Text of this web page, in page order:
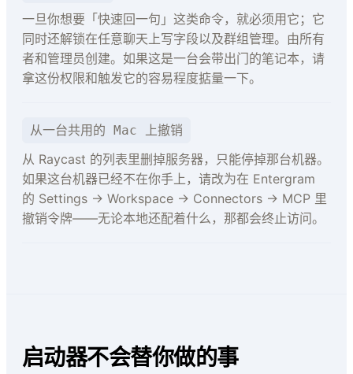
一旦你想要「快速回一句」这类命令，就必须用它；它
同时还解锁在任意聊天上写字段以及群组管理。由所有
者和管理员创建。如果这是一台会带出门的笔记本，请
拿这份权限和触发它的容易程度掂量一下。
从一台共用的 Mac 上撤销
从 Raycast 的列表里删掉服务器，只能停掉那台机器。
如果这台机器已经不在你手上，请改为在 Entergram
的 Settings → Workspace → Connectors → MCP 里
撤销令牌——无论本地还配着什么，那都会终止访问。
启动器不会替你做的事